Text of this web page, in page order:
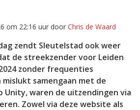
om 22:16 uur door Chris de Waard
zendt Sleutelstad ook weer
de streekzender voor Leiden
zonder frequenties
samengaan met de
Unity, waren de uitzendingen via
Zowel via deze website als